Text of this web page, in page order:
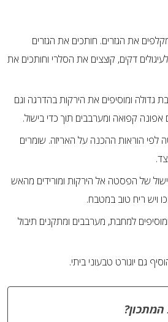
את הגזרים. חותכים את הגזרים
דקים, קוצצים את הסלרי וחותכים את
גדולה ומוסיפים את הירקות בהדרגה וגם
קפואה ומערבבים תוך כדי בישול.
לפי הוראות ההכנה על האריזה. שומרים
של הפסטה אל הירקות ומורידים מהאש
ויש ריח טוב במטבח.
למחבת, מערבבים ומתקנים תיבול
גם יוגורט טבעוני ביתי.